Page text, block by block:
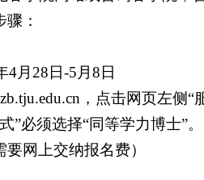
：
4月 28 日-5 月8 日
，点击网页左侧
”必须选择“同等学力博士”。
要网上交纳报名费）